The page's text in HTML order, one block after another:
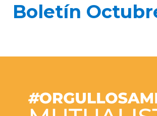
Boletín